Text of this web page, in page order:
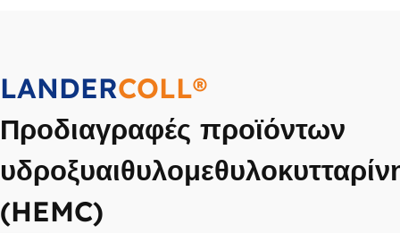
LANDERCOLL®
Προδιαγραφές προϊόντων
(HEMC)